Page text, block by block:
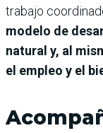
trabajo
modelo de
natural y, al
el empleo y el